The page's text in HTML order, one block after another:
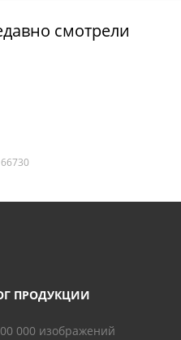
смотрели
ПРОДУКЦИИ
000 изображений